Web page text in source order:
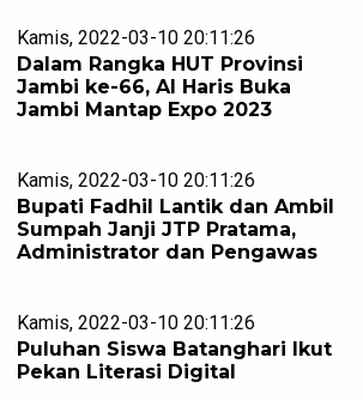
Kamis, 2022-03-10 20:11:26
Dalam Rangka HUT Provinsi
Jambi ke-66, Al Haris Buka
Jambi Mantap Expo 2023
Kamis, 2022-03-10 20:11:26
Bupati Fadhil Lantik dan Ambil
Sumpah Janji JTP Pratama,
Administrator dan Pengawas
Kamis, 2022-03-10 20:11:26
Puluhan Siswa Batanghari Ikut
Pekan Literasi Digital